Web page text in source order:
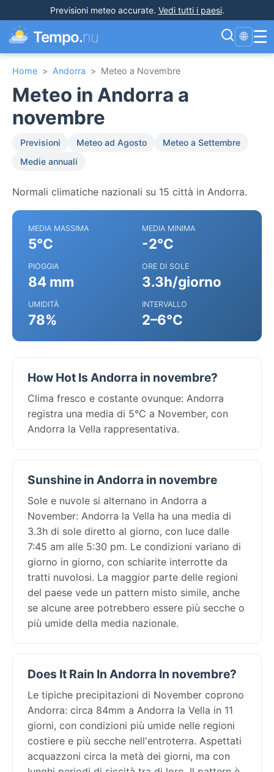
Previsioni meteo accurate. Vedi tutti i paesi.
Tempo.nu 🌐 ☰
Home > Andorra > Meteo a Novembre
Meteo in Andorra a
novembre
Previsioni Meteo ad Agosto
Meteo a Settembre
Medie annuali
Normali climatiche nazionali su 15 città in Andorra.
MEDIA MASSIMA
5°C
MEDIA MINIMA
-2°C
PIOGGIA
84 mm
ORE DI SOLE
3.3h/giorno
UMIDITÀ
78%
INTERVALLO
2–6°C
How Hot Is Andorra in novembre?
Clima fresco e costante ovunque: Andorra
registra una media di 5°C a November, con
Andorra la Vella rappresentativa.
Sunshine in Andorra in novembre
Sole e nuvole si alternano in Andorra a
November: Andorra la Vella ha una media di
3.3h di sole diretto al giorno, con luce dalle
7:45 am alle 5:30 pm. Le condizioni variano di
giorno in giorno, con schiarite interrotte da
tratti nuvolosi. La maggior parte delle regioni
del paese vede un pattern misto simile, anche
se alcune aree potrebbero essere più secche o
più umide della media nazionale.
Does It Rain In Andorra In novembre?
Le tipiche precipitazioni di November coprono
Andorra: circa 84mm a Andorra la Vella in 11
giorni, con condizioni più umide nelle regioni
costiere e più secche nell'entroterra. Aspettati
acquazzoni circa la metà dei giorni, ma con